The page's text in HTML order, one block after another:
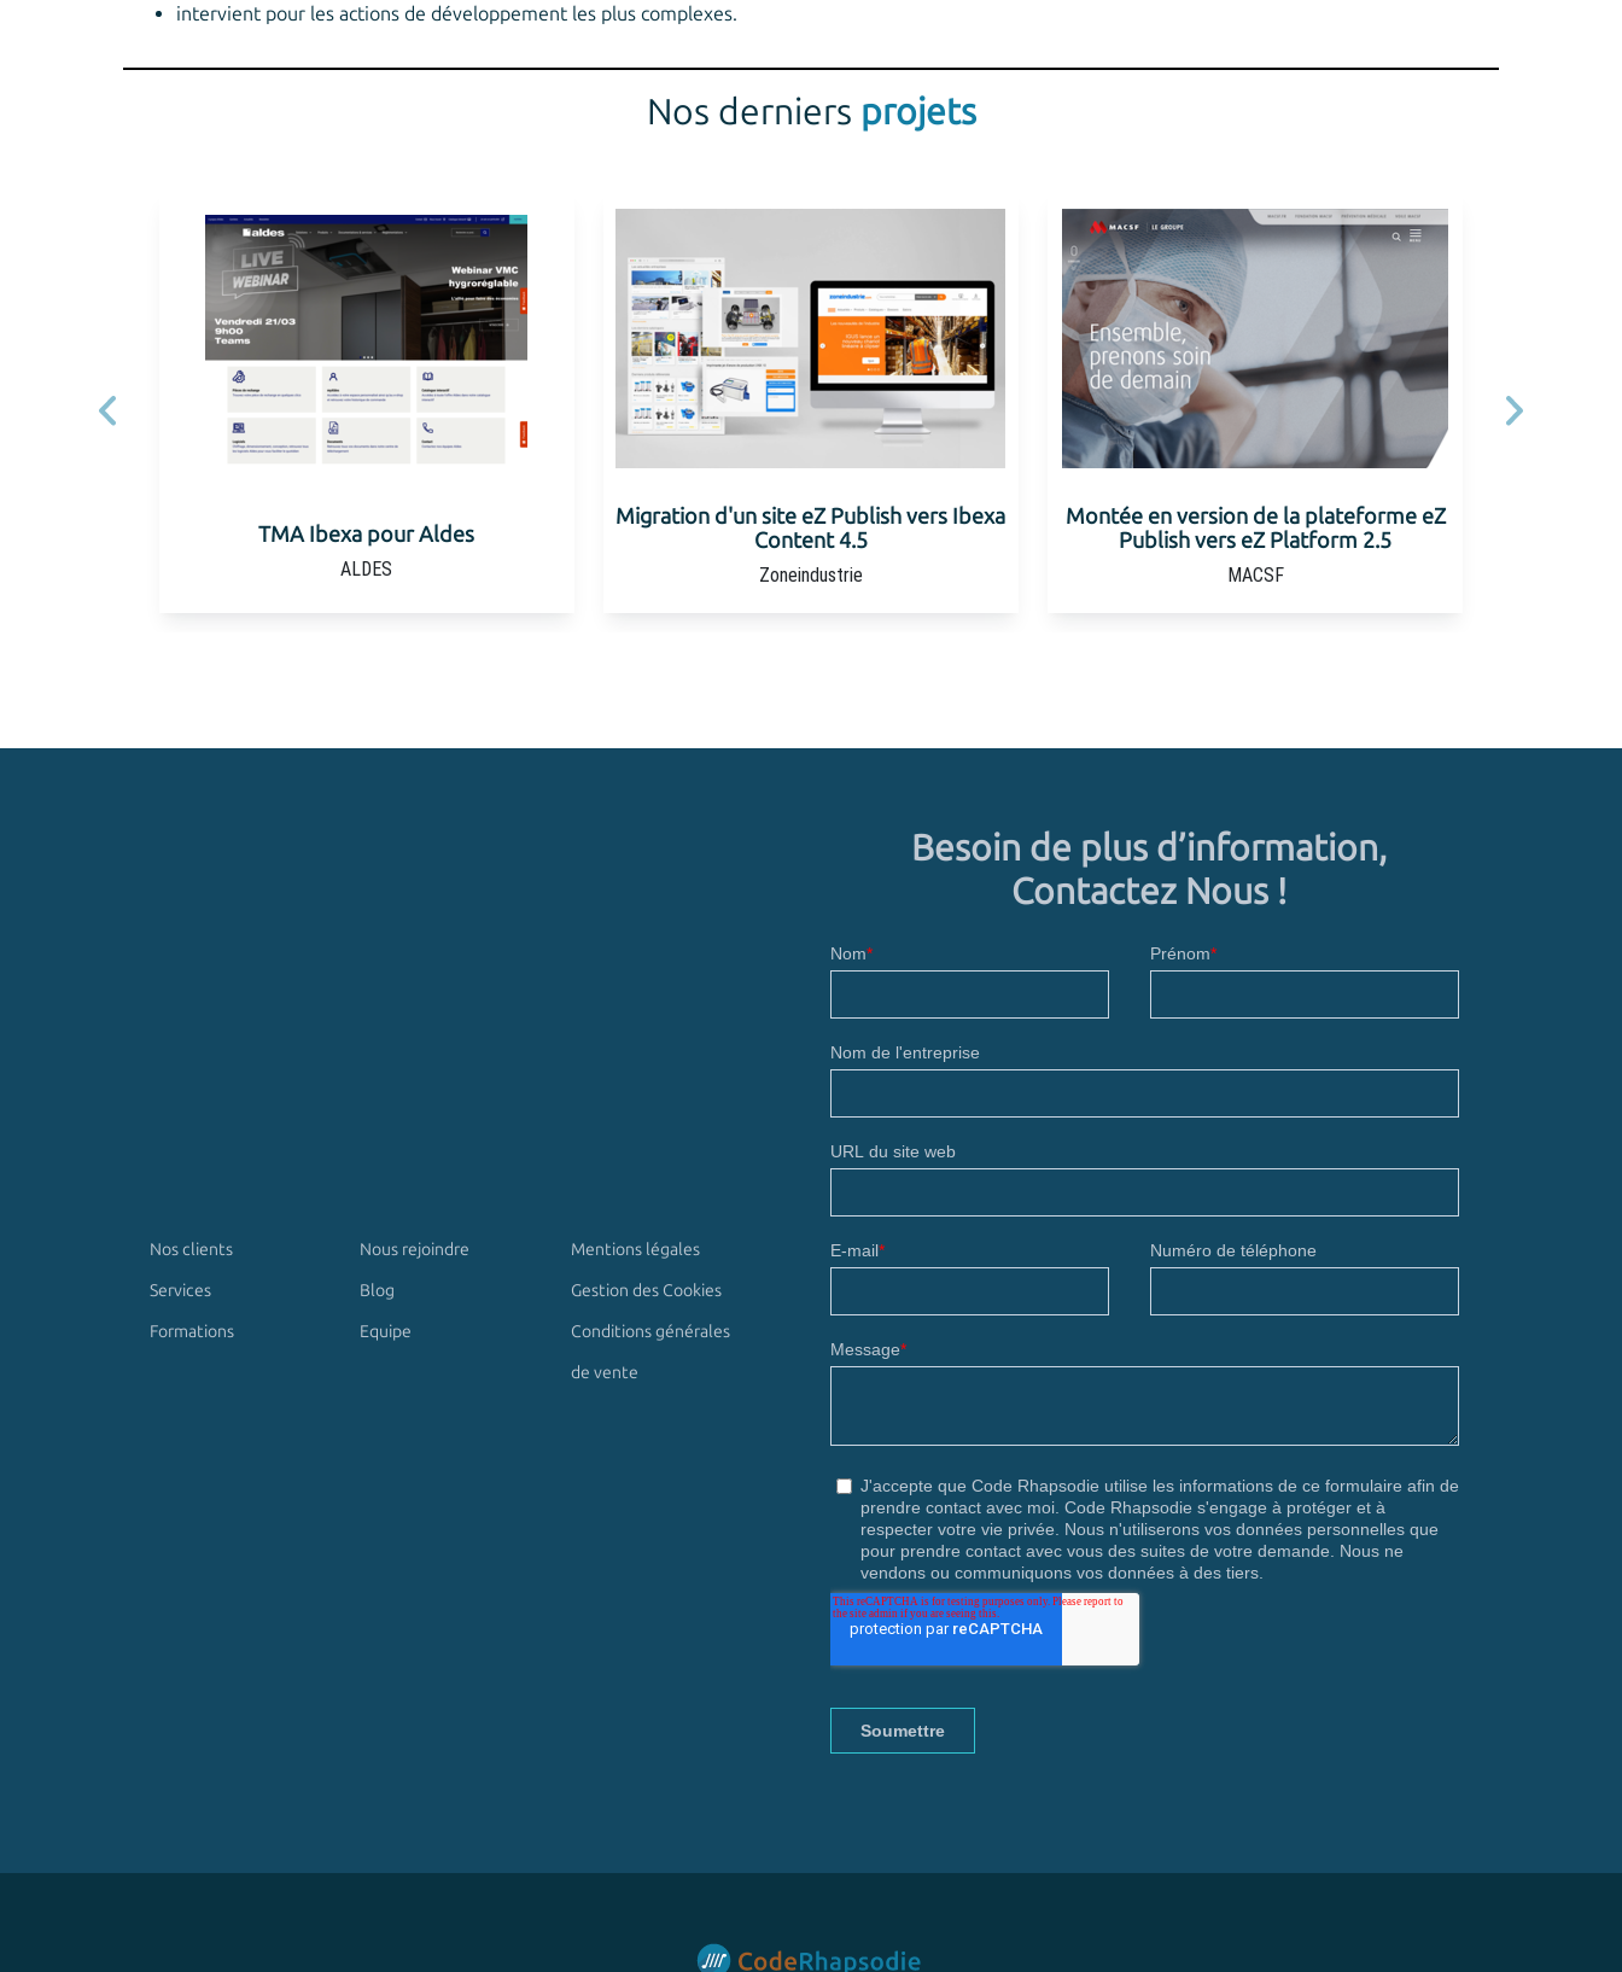
intervient pour les actions de développement les plus complexes.
Nos derniers projets
TMA Ibexa pour Aldes
Migration d'un site eZ Publish vers Ibexa
Montée en version de la plateforme eZ
Publish vers eZ Platform 2.5
Migration d'un site eZ Platform
Nos clients
Services
Formations
Nous rejoindre
Blog
Equipe
Mentions légales
Gestion des Cookies
Conditions générales
de vente
Besoin de plus d’information,
Contactez Nous !